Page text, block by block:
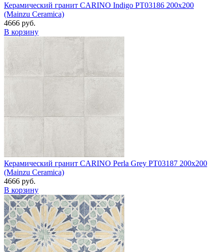
Керамический гранит CARINO Indigo PT03186 200x200
(Mainzu Ceramica)
4666 руб.
В корзину
Керамический гранит CARINO Perla Grey PT03187 200x200
(Mainzu Ceramica)
4666 руб.
В корзину